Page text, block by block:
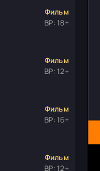
Фильм
ВР: 18+
Фильм
ВР: 12+
Фильм
ВР: 16+
Фильм
ВР: 12+